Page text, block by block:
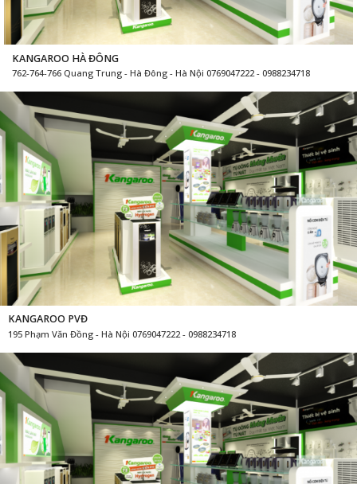
KANGAROO HÀ ĐÔNG
762-764-766 Quang Trung - Hà Đông - Hà Nội 0769047222 - 0988234718
KANGAROO PVĐ
195 Phạm Văn Đồng - Hà Nội 0769047222 - 0988234718